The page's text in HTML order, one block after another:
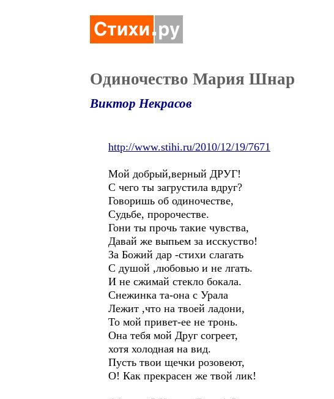
Одиночество Мария Шнар
Виктор Некрасов
http://www.stihi.ru/2010/12/19/7671
Мой добрый,верный ДРУГ!
С чего ты загрустила вдруг?
Говоришь об одиночестве,
Судьбе, пророчестве.
Гони ты прочь такие чувства,
Давай же выпьем за исскуство!
За Божий дар -стихи слагать
С душой ,любовью и не лгать.
И не сжимай стекло бокала.
Снежинка та-она с Урала
Лежит ,что на твоей ладони,
То мой привет-ее не тронь.
Она тебя мой Друг согреет,
хотя холодная на вид.
Пусть твои щечки розовеют,
О! Как прекрасен же твой лик!